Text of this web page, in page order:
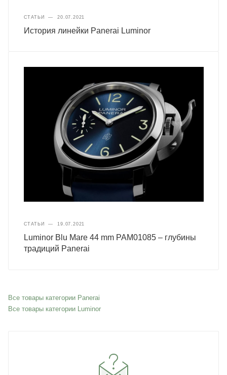
СТАТЬИ — 20.07.2021
История линейки Panerai Luminor
СТАТЬИ — 19.07.2021
Luminor Blu Mare 44 mm PAM01085 – глубины
традиций Panerai
Все товары категории Panerai
Все товары категории Luminor